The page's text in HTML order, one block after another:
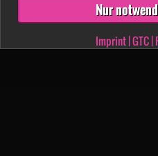
Nur
Imprint|GTC|